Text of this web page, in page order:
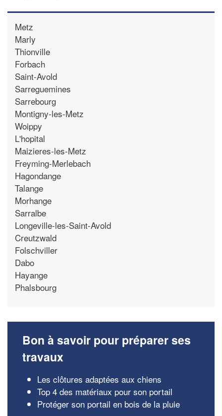
Metz
Marly
Thionville
Forbach
Saint-Avold
Sarreguemines
Sarrebourg
Montigny-les-Metz
Woippy
L'hopital
Maizieres-les-Metz
Freyming-Merlebach
Hagondange
Talange
Morhange
Sarralbe
Longeville-les-Saint-Avold
Creutzwald
Folschviller
Dabo
Hayange
Phalsbourg
Bon à savoir pour préparer ses
travaux
Les clôtures adaptées aux chiens
Top 4 des matériaux pour son portail
Protéger son portail en bois de la pluie